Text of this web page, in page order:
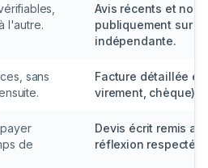
l'autre.
Avis récents et
publiquement sur
indépendante.
sans
Facture détaillée et
virement, chèque).
de
Devis écrit remis
réflexion respecté.